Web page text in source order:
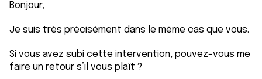
Bonjour,
Je suis très précisément dans le même cas que vous.
Si vous avez subi cette intervention, pouvez-vous me
faire un retour s’il vous plaît ?